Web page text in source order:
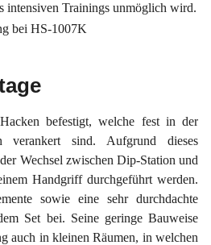
intensiven Trainings unmöglich wird.
befestigt, welche fest in der
verankert sind. Aufgrund dieses
Wechsel zwischen Dip-Station und
Handgriff durchgeführt werden.
sowie eine sehr durchdachte
Set bei. Seine geringe Bauweise
auch in kleinen Räumen, in welchen